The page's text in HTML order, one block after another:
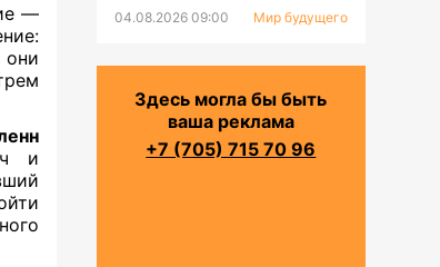
—
и
04.08.2026 09:00 Мир будущего
Здесь могла бы быть
ваша реклама
+7 (705) 715 70 96